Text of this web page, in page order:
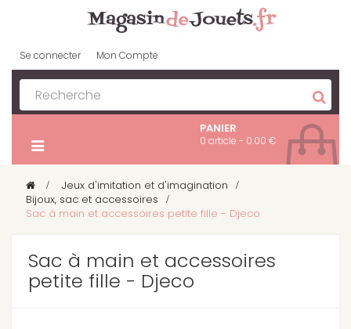
Se connecter Mon Compte
PANIER
0 article - 0.00 €
> Jeux d'imitation et d'imagination >
Bijoux, sac et accessoires >
Sac à main et accessoires petite fille - Djeco
Sac à main et accessoires
petite fille - Djeco